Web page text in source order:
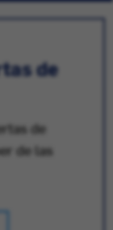
de
de
de las